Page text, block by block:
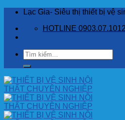
Skip
content
Lạc Gia- Siêu thị thiết bị vệ
HOTLINE
Tìm
kiếm: